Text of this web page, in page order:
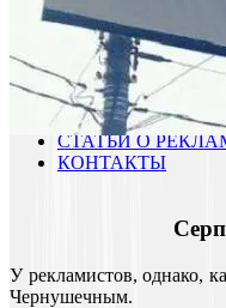
ПОРТФОЛИО
ПРОГРАММЫ
БЛОГ
СТАТЬИ О
КОНТАКТЫ
У рекламистов, однако,
Чернушечным.